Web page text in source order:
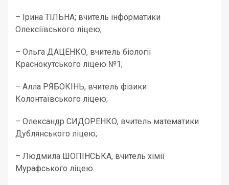
– Ірина ТІЛЬНА; вчитель інформатики
Олексіївського ліцею;
– Ольга ДАЦЕНКО, вчитель біології
Краснокутського ліцею №1;
– Алла РЯБОКІНЬ, вчитель фізики
Колонтаївського ліцею;
– Олександр СИДОРЕНКО, вчитель математики
Дублянського ліцею;
– Людмила ШОПІНСЬКА, вчитель хімії
Мурафського ліцею.